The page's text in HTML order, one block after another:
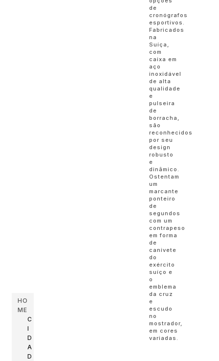
HO
ME
C
I
D
A
D
de
cronógrafos
esportivos.
Fabricados
na
Suíça,
com
caixa em
aço
inoxidável
de alta
qualidade
e
pulseira
de
borracha,
são
reconhecidos
por seu
design
robusto
e
dinâmico.
Ostentam
um
marcante
ponteiro
de
segundos
com um
contrapeso
em forma
de
canivete
do
exército
suíço e
o
emblema
da cruz
e
escudo
no
mostrador,
em cores
variadas.